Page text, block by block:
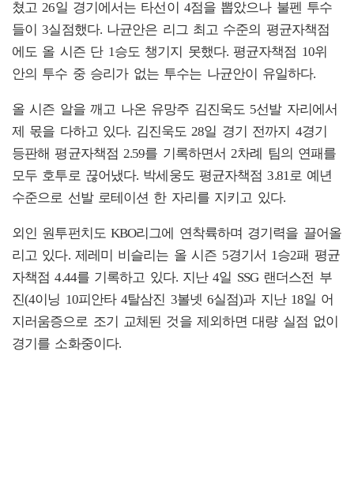
쳤고 26일 경기에서는 타선이 4점을 뽑았으나 불펜 투수
들이 3실점했다. 나균안은 리그 최고 수준의 평균자책점
에도 올 시즌 단 1승도 챙기지 못했다. 평균자책점 10위
안의 투수 중 승리가 없는 투수는 나균안이 유일하다.
올 시즌 알을 깨고 나온 유망주 김진욱도 5선발 자리에서
제 몫을 다하고 있다. 김진욱도 28일 경기 전까지 4경기
등판해 평균자책점 2.59를 기록하면서 2차례 팀의 연패를
모두 호투로 끊어냈다. 박세웅도 평균자책점 3.81로 예년
수준으로 선발 로테이션 한 자리를 지키고 있다.
외인 원투펀치도 KBO리그에 연착륙하며 경기력을 끌어올
리고 있다. 제레미 비슬리는 올 시즌 5경기서 1승2패 평균
자책점 4.44를 기록하고 있다. 지난 4일 SSG 랜더스전 부
진(4이닝 10피안타 4탈삼진 3볼넷 6실점)과 지난 18일 어
지러움증으로 조기 교체된 것을 제외하면 대량 실점 없이
경기를 소화중이다.